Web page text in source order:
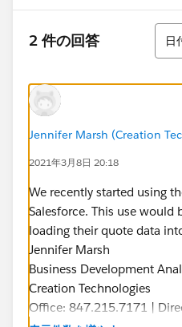
2 件の回答
並び
日
Jennifer Marsh (Creation
2021年3月8日 20:18
We recently started using
Salesforce. This use would
loading their quote data
Jennifer Marsh
Business Development
Creation Technologies
Office: 847.215.7171 |